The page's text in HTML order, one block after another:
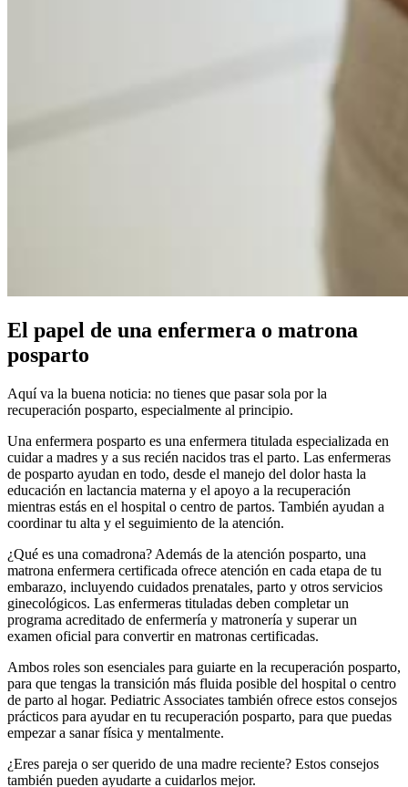
El papel de una enfermera o matrona
posparto
Aquí va la buena noticia: no tienes que pasar sola por la
recuperación posparto, especialmente al principio.
Una enfermera posparto es una enfermera titulada especializada en
cuidar a madres y a sus recién nacidos tras el parto. Las enfermeras
de posparto ayudan en todo, desde el manejo del dolor hasta la
educación en lactancia materna y el apoyo a la recuperación
mientras estás en el hospital o centro de partos. También ayudan a
coordinar tu alta y el seguimiento de la atención.
¿Qué es una comadrona? Además de la atención posparto, una
matrona enfermera certificada ofrece atención en cada etapa de tu
embarazo, incluyendo cuidados prenatales, parto y otros servicios
ginecológicos. Las enfermeras tituladas deben completar un
programa acreditado de enfermería y matronería y superar un
examen oficial para convertir en matronas certificadas.
Ambos roles son esenciales para guiarte en la recuperación posparto,
para que tengas la transición más fluida posible del hospital o centro
de parto al hogar. Pediatric Associates también ofrece estos consejos
prácticos para ayudar en tu recuperación posparto, para que puedas
empezar a sanar física y mentalmente.
¿Eres pareja o ser querido de una madre reciente? Estos consejos
también pueden ayudarte a cuidarlos mejor.